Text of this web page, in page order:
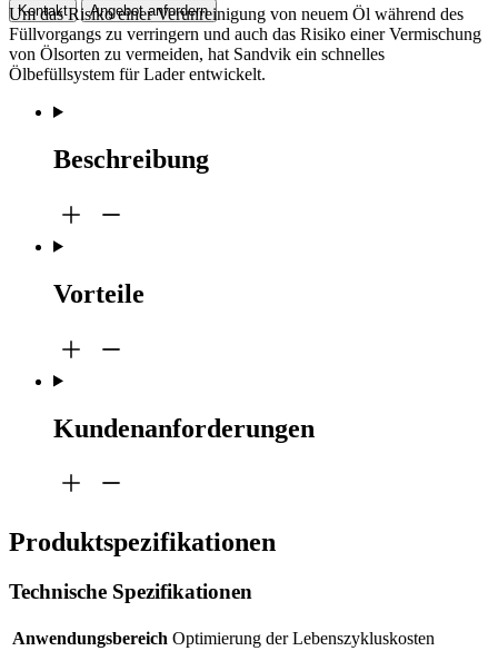
Kontakt Angebot anfordern
Um das Risiko einer Verunreinigung von neuem Öl während des
Füllvorgangs zu verringern und auch das Risiko einer Vermischung
von Ölsorten zu vermeiden, hat Sandvik ein schnelles
Ölbefüllsystem für Lader entwickelt.
Beschreibung
Vorteile
Kundenanforderungen
Produktspezifikationen
Technische Spezifikationen
Anwendungsbereich Optimierung der Lebenszykluskosten